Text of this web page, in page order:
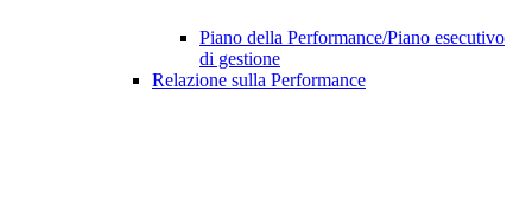
Piano della Performance/Piano esecutivo
di gestione
Relazione sulla Performance